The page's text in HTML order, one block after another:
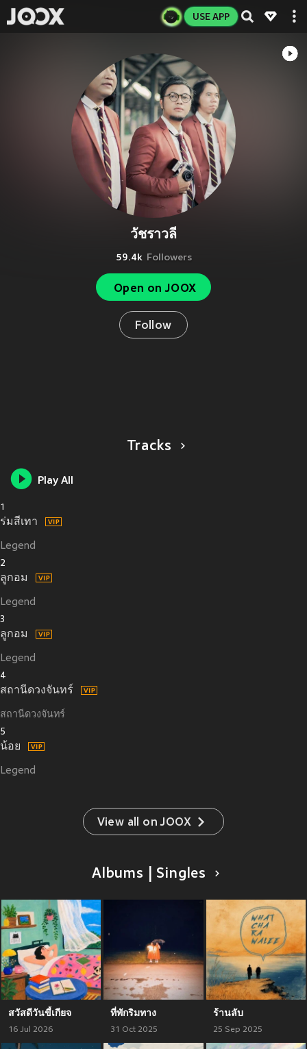
USE APP
วัชราวลี
59.4k Followers
Open on JOOX
Follow
Tracks
Play All
1
ร่มสีเทา
Legend
2
ลูกอม
Legend
3
ลูกอม
Legend
4
สถานีดวงจันทร์
สถานีดวงจันทร์
5
น้อย
Legend
View all on JOOX
Albums | Singles
สวัสดีวันขี้เกียจ
16 Jul 2026
ที่พักริมทาง
31 Oct 2025
ร้านลับ
25 Sep 2025